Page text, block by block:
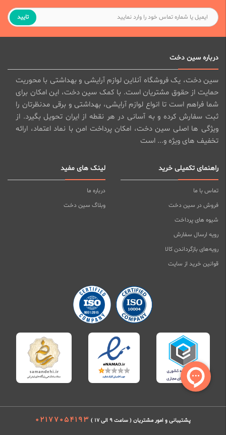
تایید
درباره سین دخت
سین دخت، یک فروشگاه آنلاین لوازم آرایشی و بهداشتی با محوریت
حمایت از حقوق مشتریان است. با کمک سین دخت، این امکان برای
شما فراهم است تا انواع لوازم آرایشی، بهداشتی و برقی مدنظرتان را
ثبت سفارش کرده و به آسانی در هر نقطه از ایران تحویل بگیرد. از
ویژگی ها اصلی سین دخت، امکان پرداخت امن با نماد اعتماد، ارائه
تخفیف های ویژه و... است
راهنمای تکمیلی خرید
تماس با ما
فروش در سین دخت
شیوه های پرداخت
رویه ارسال سفارش
رویه‌های بازگرداندن کالا
قوانین خرید از سایت
لینک های مفید
درباره ما
وبلاگ سین دخت
پشتیبانی و امور مشتریان ( ساعت 9 الی 17 ) 02177054193